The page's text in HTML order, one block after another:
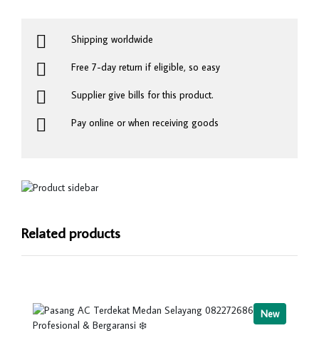
Shipping worldwide
Free 7-day return if eligible, so easy
Supplier give bills for this product.
Pay online or when receiving goods
Related products
New